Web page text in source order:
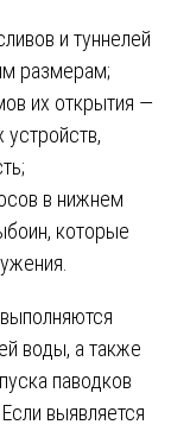
и туннелей
размерам;
их открытия —
в нижнем
которые
воды, а также
паводков
выявляется